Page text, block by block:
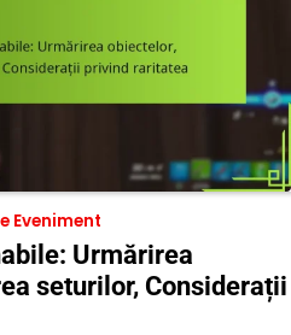
Eveniment
Urmărirea
seturilor, Considerații